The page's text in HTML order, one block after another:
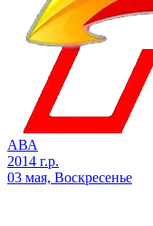
АВА
2014 г.р.
03 мая, Воскресенье